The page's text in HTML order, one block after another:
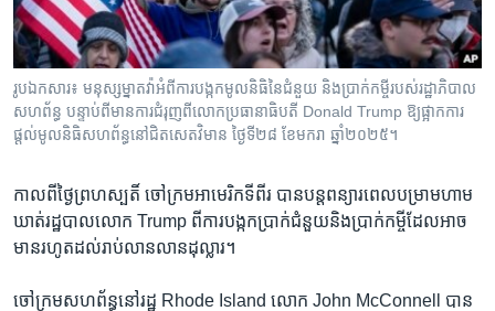
រំលង​
និង​
ទៅ​
កាន់​
Khmer English
បណ្តាញ​សង្គម
រូបឯកសារ៖ មនុស្សម្នាតវ៉ាអំពីការបង្កកមូលនិធិនៃជំនួយ និងប្រាក់កម្ចីរបស់រដ្ឋាភិបាល
សហព័ន្ធ បន្ទាប់ពីមានការជំរុញពីលោកប្រធានាធិបតី Donald Trump ឱ្យផ្អាកការ
ផ្តល់មូលនិធិសហព័ន្ធនៅជិតសេតវិមាន ថ្ងៃទី២៨ ខែមករា ឆ្នាំ២០២៥។
កាល​ពី​ថ្ងៃ​ព្រហស្បតិ៍ ចៅក្រម​អាមេរិក​ទី​ពីរ បានបន្ត​ពន្យារ​ពេល​បម្រាម​ហាម​
ឃាត់​រដ្ឋបាល​លោក​ Trump ​ពី​ការ​បង្កកប្រាក់​ជំនួយ​និង​ប្រាក់​កម្ចី​ដែល​អាច​
មាន​រហូត​ដល់​រាប់​លានលាន​ដុល្លារ។
ចៅក្រម​សហព័ន្ធ​នៅ​រដ្ឋ Rhode Island ​លោក John McConnell បាន​